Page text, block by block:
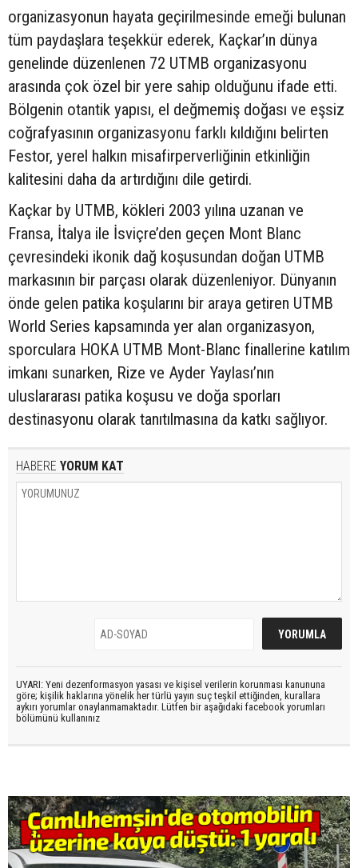
organizasyonun hayata geçirilmesinde emeği bulunan
tüm paydaşlara teşekkür ederek, Kaçkar’ın dünya
genelinde düzenlenen 72 UTMB organizasyonu
arasında çok özel bir yere sahip olduğunu ifade etti.
Bölgenin otantik yapısı, el değmemiş doğası ve eşsiz
coğrafyasının organizasyonu farklı kıldığını belirten
Festor, yerel halkın misafirperverliğinin etkinliğin
kalitesini daha da artırdığını dile getirdi.
Kaçkar by UTMB, kökleri 2003 yılına uzanan ve
Fransa, İtalya ile İsviçre’den geçen Mont Blanc
çevresindeki ikonik dağ koşusundan doğan UTMB
markasının bir parçası olarak düzenleniyor. Dünyanın
önde gelen patika koşularını bir araya getiren UTMB
World Series kapsamında yer alan organizasyon,
sporculara HOKA UTMB Mont-Blanc finallerine katılım
imkanı sunarken, Rize ve Ayder Yaylası’nın
uluslararası patika koşusu ve doğa sporları
destinasyonu olarak tanıtılmasına da katkı sağlıyor.
HABERE YORUM KAT
UYARI: Yeni dezenformasyon yasası ve kişisel verilerin korunması kanununa
göre; kişilik haklarına yönelik her türlü yayın suç teşkil ettiğinden, kurallara
aykırı yorumlar onaylanmamaktadır. Lütfen bir aşağıdaki facebook yorumları
bölümünü kullanınız